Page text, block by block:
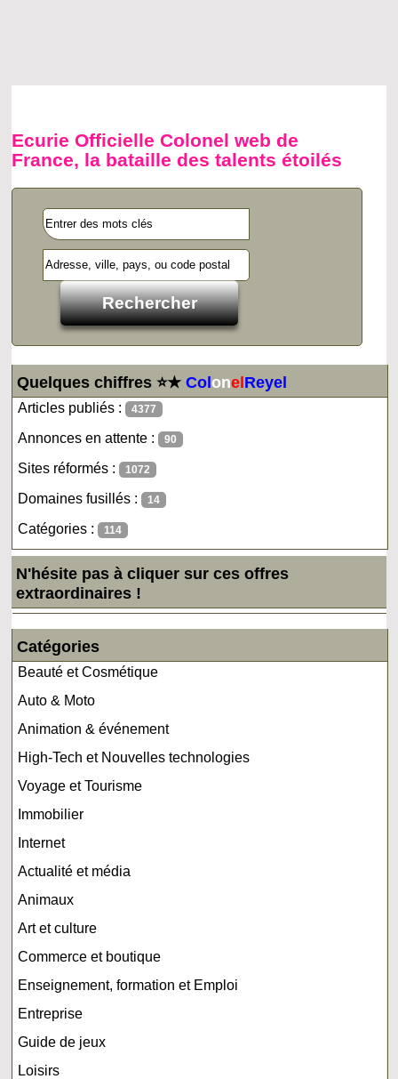
Ecurie Officielle Colonel web de
France, la bataille des talents étoilés
Quelques chiffres ⭐★ColonelReyel
Articles publiés : 4377
Annonces en attente : 90
Sites réformés : 1072
Domaines fusillés : 14
Catégories : 114
N'hésite pas à cliquer sur ces offres
extraordinaires !
Catégories
Beauté et Cosmétique
Auto & Moto
Animation & événement
High-Tech et Nouvelles technologies
Voyage et Tourisme
Immobilier
Internet
Actualité et média
Animaux
Art et culture
Commerce et boutique
Enseignement, formation et Emploi
Entreprise
Guide de jeux
Loisirs